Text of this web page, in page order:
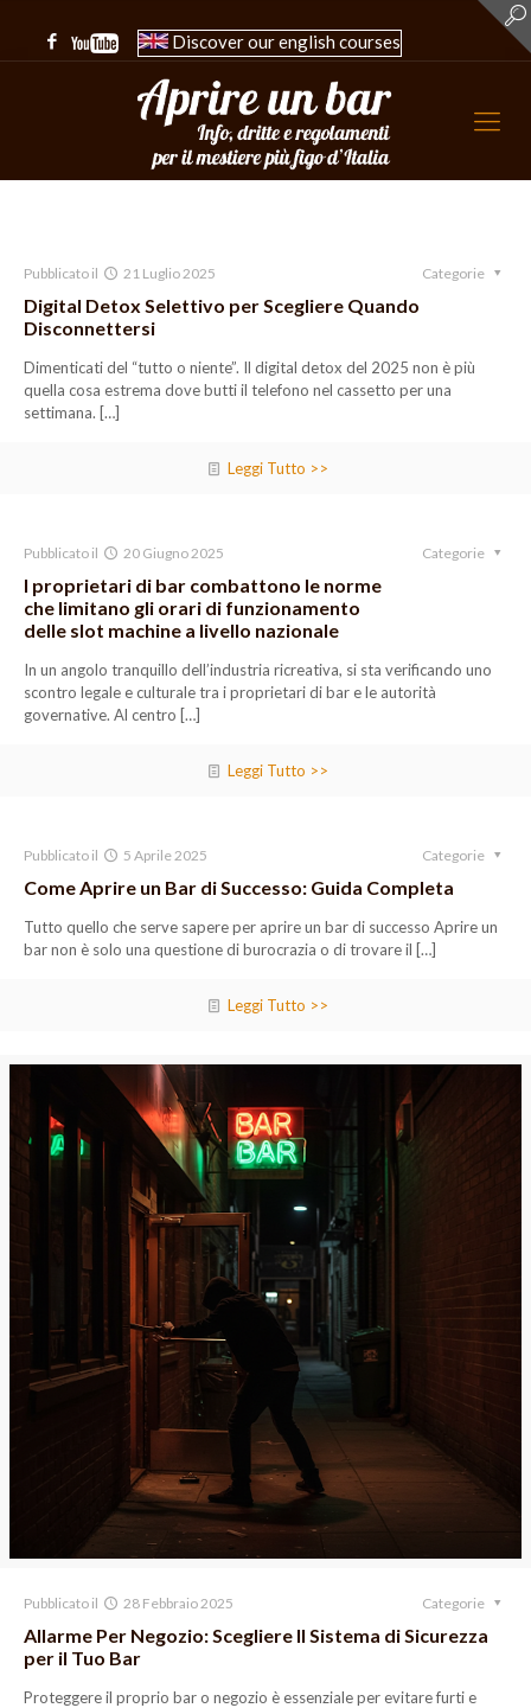
Discover our english courses
Pubblicato il 21 Luglio 2025 Categorie
Digital Detox Selettivo per Scegliere Quando
Disconnettersi
Dimenticati del “tutto o niente”. Il digital detox del 2025 non è più
quella cosa estrema dove butti il telefono nel cassetto per una
settimana. […]
Leggi Tutto >>
Pubblicato il 20 Giugno 2025 Categorie
I proprietari di bar combattono le norme
che limitano gli orari di funzionamento
delle slot machine a livello nazionale
In un angolo tranquillo dell’industria ricreativa, si sta verificando uno
scontro legale e culturale tra i proprietari di bar e le autorità
governative. Al centro […]
Leggi Tutto >>
Pubblicato il 5 Aprile 2025 Categorie
Come Aprire un Bar di Successo: Guida Completa
Tutto quello che serve sapere per aprire un bar di successo Aprire un
bar non è solo una questione di burocrazia o di trovare il […]
Leggi Tutto >>
Pubblicato il 28 Febbraio 2025 Categorie
Allarme Per Negozio: Scegliere Il Sistema di Sicurezza
per il Tuo Bar
Proteggere il proprio bar o negozio è essenziale per evitare furti e